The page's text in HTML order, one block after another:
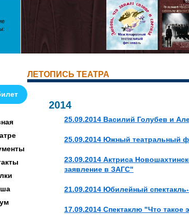
ЛЕТОПИСЬ ТЕАТРА
2014
25.09.2014 Василий Голубев и
25.09.2014 Южный театральный
23.09.2014 Актриса
заявление в ЗАГС"
21.09.2014 Юбилейный
17.09.2014 Спектаклю "Что такое